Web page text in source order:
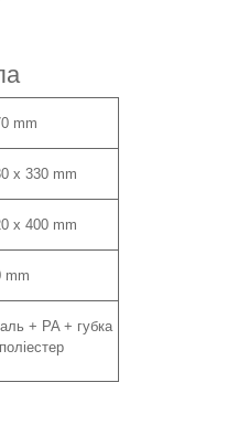
mm
x 330 mm
х 400 mm
mm
+ PA + губка